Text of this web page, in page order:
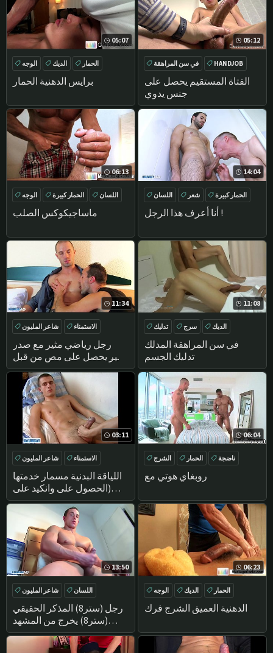
05:07
برايس الدهنية الحمار
الوجه الديك
الحمار
حلق
05:12
الفتاة المستقيم يحصل على
جنس يدوي
في سن المراهقة
HANDJOB
الاستمناء
بوف
06:13
ماساجيكوكس الصلب
الوجه الحمار كبيرة
اللسان
العضلات
14:04
أنا أعرف هذا الرجل !
اللسان شعر
الحمار كبيرة
الحمار
11:34
رجل رياضي مثير مع صدر
كبير يحصل على مص من قبل
مصور!
شاعر المليون
الاستمناء
مباشرة
11:08
في سن المراهقة المدلك
تدليك الجسم
تدليك سرج الديك
03:11
اللياقة البدنية مسمار خدمتها
(الحصول على وانكيد على
الرغم منه!).
شاعر المليون
الاستمناء
تدليك
06:04
روبغاي هوتي مع
الشرج الحمار
ناضجة
تدليك
13:50
رجل (ستر8) المذكر الحقيقي
(ستر8) يخرج من المشهد
(إريك
شاعر المليون
اللسان
الاستمناء
تدليك
06:23
الدهنية العميق الشرج فرك
الوجه الديك
الحمار
حلق